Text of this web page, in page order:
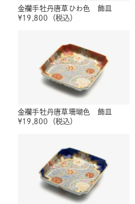
金襴手牡丹唐草ひわ色 飾皿
¥19,800 （税込）
金襴手牡丹唐草珊瑚色 飾皿
¥19,800 （税込）